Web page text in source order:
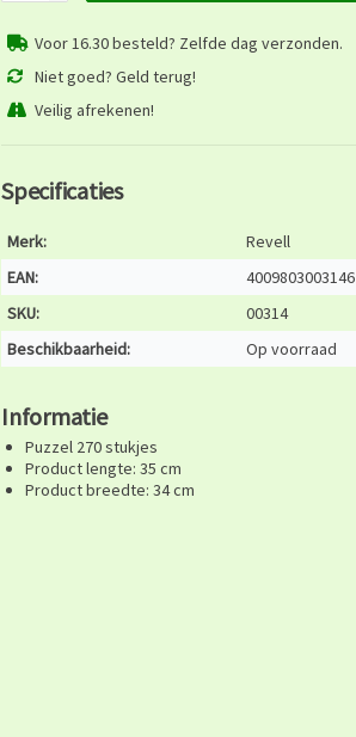
Voor 16.30 besteld? Zelfde dag verzonden.
Niet goed? Geld terug!
Veilig afrekenen!
Specificaties
Merk:
Revell
EAN:
4009803003146
SKU:
00314
Beschikbaarheid:
Op voorraad
Informatie
Puzzel 270 stukjes
Product lengte: 35 cm
Product breedte: 34 cm